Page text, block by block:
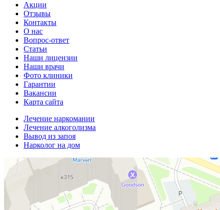
Акции
Отзывы
Контакты
О нас
Вопрос-ответ
Статьи
Наши лицензии
Наши врачи
Фото клиники
Гарантии
Вакансии
Карта сайта
Лечение наркомании
Лечение алкоголизма
Вывод из запоя
Нарколог на дом